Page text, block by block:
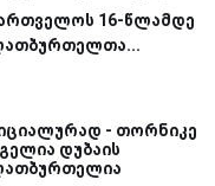
16-წლამდე
- თორნიკე
დუბაის